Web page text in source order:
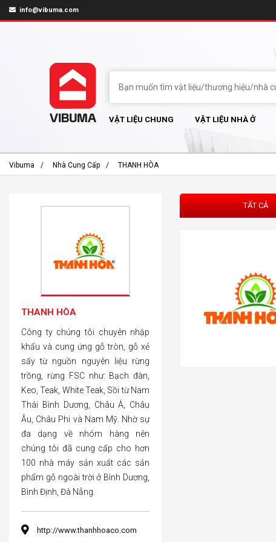
info@vibuma.com
VẬT LIỆU CHUNG VẬT LIỆU NHÀ Ở
Vibuma Nhà Cung Cấp THANH HÒA
TẤT CẢ
THANH HÒA
Công ty chúng tôi chuyên nhập
khẩu và cung ứng gỗ tròn, gỗ xẻ
sấy từ nguồn nguyên liệu rừng
trồng, rừng FSC như: Bạch đàn,
Keo, Teak, White Teak, Sồi từ Nam
Thái Bình Dương, Châu Á, Châu
Âu, Châu Phi và Nam Mỹ. Nhờ sự
đa dạng về nhóm hàng nên
chúng tôi đã cung cấp cho hơn
100 nhà máy sản xuất các sản
phẩm gỗ ngoài trời ở Bình Dương,
Bình Định, Đà Nẵng.
http://www.thanhhoaco.com